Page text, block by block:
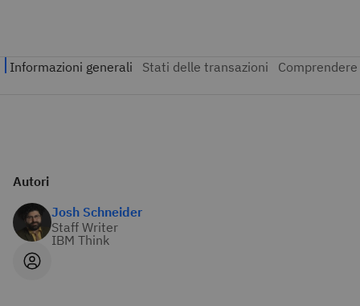
Autori
Josh Schneider
Staff Writer
IBM Think